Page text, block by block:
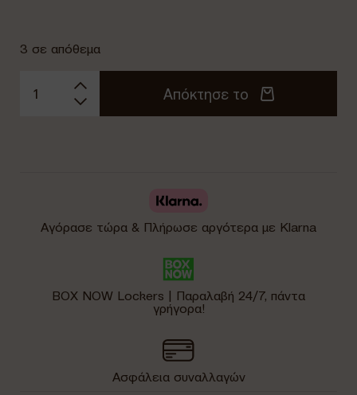
3 σε απόθεμα
Απόκτησε το
Αγόρασε τώρα & Πλήρωσε αργότερα με Klarna
BOX NOW Lockers | Παραλαβή 24/7, πάντα
γρήγορα!
Ασφάλεια συναλλαγών